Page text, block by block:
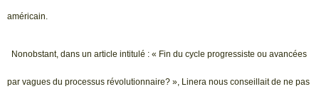
américain.
Nonobstant, dans un article intitulé : « Fin du cycle progressiste ou avancées
par vagues du processus révolutionnaire? », Linera nous conseillait de ne pas